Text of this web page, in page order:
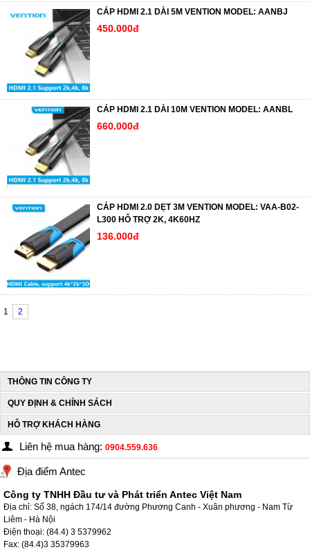
CÁP HDMI 2.1 DÀI 5M VENTION MODEL: AANBJ
450.000đ
CÁP HDMI 2.1 DÀI 10M VENTION MODEL: AANBL
660.000đ
CÁP HDMI 2.0 DẸT 3M VENTION MODEL: VAA-B02-
L300 HỖ TRỢ 2K, 4K60HZ
136.000đ
1 2
THÔNG TIN CÔNG TY
QUY ĐỊNH & CHÍNH SÁCH
HỖ TRỢ KHÁCH HÀNG
Liên hệ mua hàng: 0904.559.636
Địa điểm Antec
Công ty TNHH Đầu tư và Phát triển Antec Việt Nam
Địa chỉ: Số 38, ngách 174/14 đường Phương Canh - Xuân phương - Nam Từ
Liêm - Hà Nội
Điện thoại: (84.4) 3 5379962
Fax: (84.4)3 35379963